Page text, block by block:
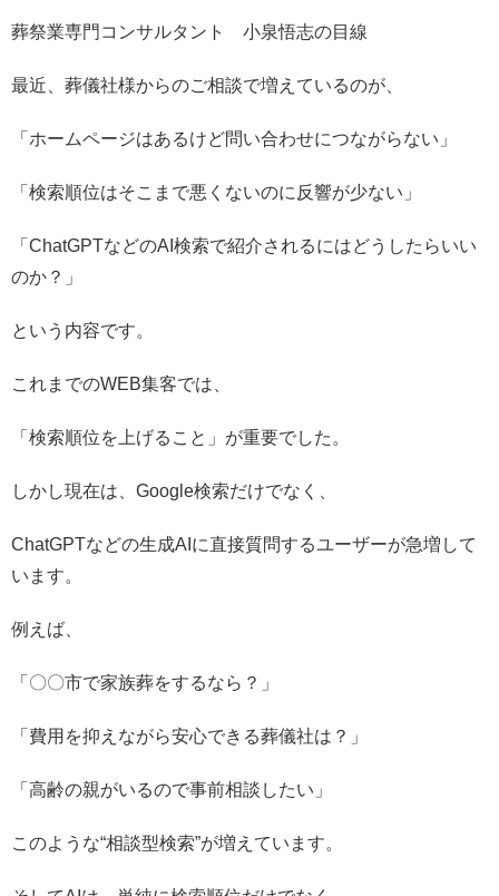
葬祭業専門コンサルタント 小泉悟志の目線
最近、葬儀社様からのご相談で増えているのが、
「ホームページはあるけど問い合わせにつながらない」
「検索順位はそこまで悪くないのに反響が少ない」
「ChatGPTなどのAI検索で紹介されるにはどうしたらいい
のか？」
という内容です。
これまでのWEB集客では、
「検索順位を上げること」が重要でした。
しかし現在は、Google検索だけでなく、
ChatGPTなどの生成AIに直接質問するユーザーが急増して
います。
例えば、
「〇〇市で家族葬をするなら？」
「費用を抑えながら安心できる葬儀社は？」
「高齢の親がいるので事前相談したい」
このような“相談型検索”が増えています。